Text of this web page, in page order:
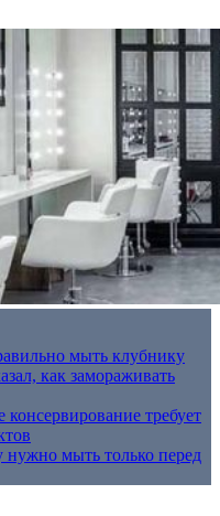
мыть клубнику
как замораживать
требует
мыть только перед